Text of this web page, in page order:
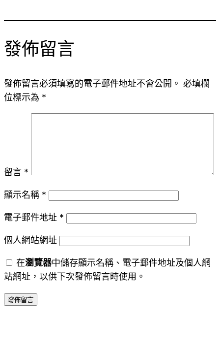
發佈留言
發佈留言必須填寫的電子郵件地址不會公開。 必填欄
位標示為 *
留言 *
顯示名稱 *
電子郵件地址 *
個人網站網址
在瀏覽器中儲存顯示名稱、電子郵件地址及個人網
站網址，以供下次發佈留言時使用。